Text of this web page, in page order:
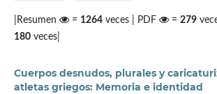
|Resumen = 1264veces | PDF = 279
180veces|
Cuerpos desnudos, plurales y
atletas griegos: Memoria e identidad